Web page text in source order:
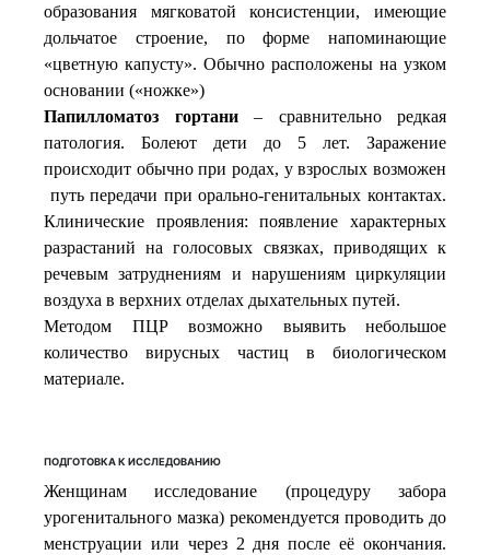
образования мягковатой консистенции, имеющие
дольчатое строение, по форме напоминающие
«цветную капусту». Обычно расположены на узком
основании («ножке»)
Папилломатоз гортани– сравнительно редкая
патология. Болеют дети до 5 лет. Заражение
происходит обычно при родах, у взрослых возможен
путь передачи при орально-генитальных контактах.
Клинические проявления: появление характерных
разрастаний на голосовых связках, приводящих к
речевым затруднениям и нарушениям циркуляции
воздуха в верхних отделах дыхательных путей.
Методом ПЦР возможно выявить небольшое
количество вирусных частиц в биологическом
материале.
ПОДГОТОВКА К ИССЛЕДОВАНИЮ
Женщинам исследование (процедуру забора
урогенитального мазка) рекомендуется проводить до
менструации или через 2 дня после её окончания.